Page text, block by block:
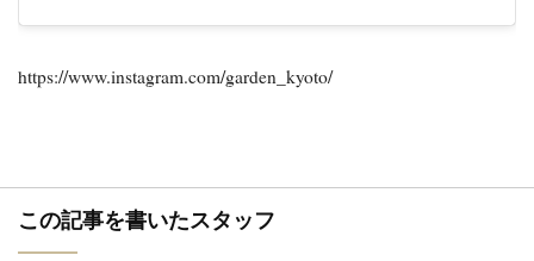
https://www.instagram.com/garden_kyoto/
この記事を書いたスタッフ